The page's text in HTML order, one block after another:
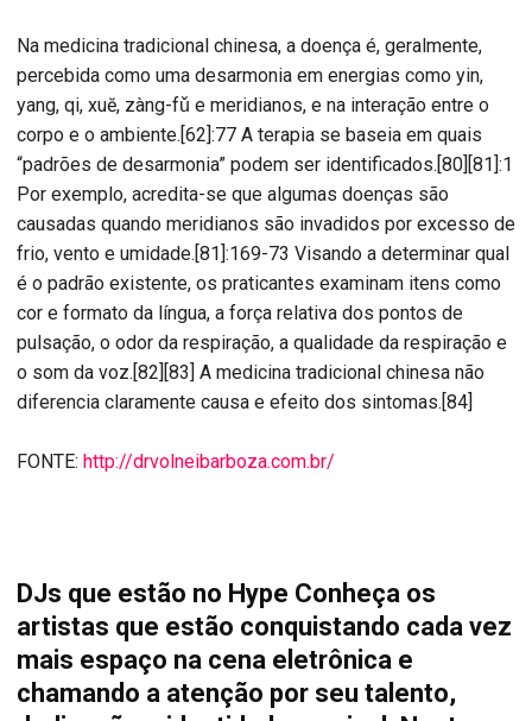
Na medicina tradicional chinesa, a doença é, geralmente,
percebida como uma desarmonia em energias como yin,
yang, qi, xuĕ, zàng-fǔ e meridianos, e na interação entre o
corpo e o ambiente.[62]:77 A terapia se baseia em quais
“padrões de desarmonia” podem ser identificados.[80][81]:1
Por exemplo, acredita-se que algumas doenças são
causadas quando meridianos são invadidos por excesso de
frio, vento e umidade.[81]:169-73 Visando a determinar qual
é o padrão existente, os praticantes examinam itens como
cor e formato da língua, a força relativa dos pontos de
pulsação, o odor da respiração, a qualidade da respiração e
o som da voz.[82][83] A medicina tradicional chinesa não
diferencia claramente causa e efeito dos sintomas.[84]
FONTE: http://drvolneibarboza.com.br/
DJs que estão no Hype Conheça os
artistas que estão conquistando cada vez
mais espaço na cena eletrônica e
chamando a atenção por seu talento,